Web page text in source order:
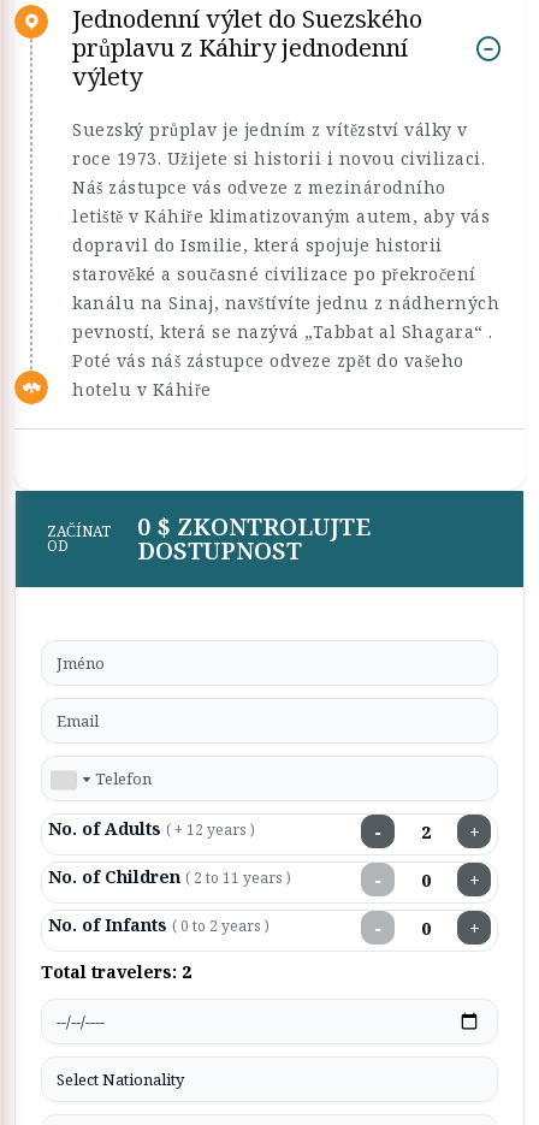
Jednodenní výlet do Suezského
průplavu z Káhiry jednodenní
výlety
Suezský průplav je jedním z vítězství války v
roce 1973. Užijete si historii i novou civilizaci.
Náš zástupce vás odveze z mezinárodního
letiště v Káhiře klimatizovaným autem, aby vás
dopravil do Ismilie, která spojuje historii
starověké a současné civilizace po překročení
kanálu na Sinaj, navštívíte jednu z nádherných
pevností, která se nazývá „Tabbat al Shagara“ .
Poté vás náš zástupce odveze zpět do vašeho
hotelu v Káhiře
ZAČÍNAT
OD
0 $ ZKONTROLUJTE
DOSTUPNOST
No. of Adults ( + 12 years ) − +
No. of Children ( 2 to 11 years ) − +
No. of Infants ( 0 to 2 years ) − +
Total travelers: 2